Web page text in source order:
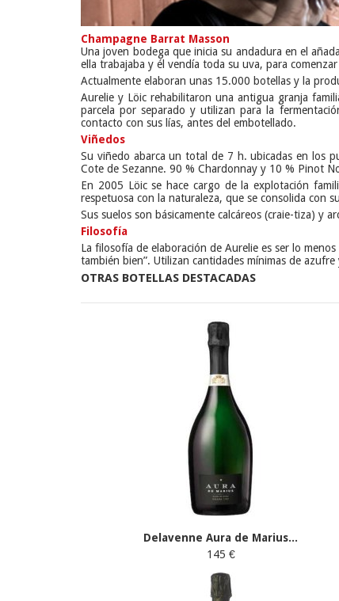
Champagne Barrat Masson
Una joven bodega que inicia su andadura en el
ella trabajaba y él vendía toda su uva, para
Actualmente elaboran unas 15.000 botellas y la
Aurelie y Löic rehabilitaron una antigua granja
parcela por separado y utilizan para la
contacto con sus lías, antes del embotellado.
Viñedos
Su viñedo abarca un total de 7 h. ubicadas en los
Cote de Sezanne. 90 % Chardonnay y 10 % Pinot
En 2005 Löic se hace cargo de la explotación
respetuosa con la naturaleza, que se consolida con
Sus suelos son básicamente calcáreos (craie-tiza) y
Filosofía
La filosofía de elaboración de Aurelie es ser lo
también bien”. Utilizan cantidades mínimas de
OTRAS BOTELLAS DESTACADAS
Delavenne Aura de Marius...
145 €